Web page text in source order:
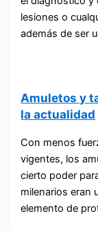
lesiones o
además de ser
Amuletos y
la actualidad
Con menos
vigentes, los
cierto poder
milenarios eran
elemento de